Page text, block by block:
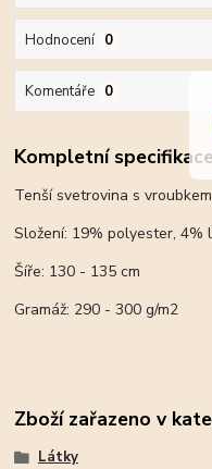
Hodnocení 0
Komentáře 0
Kompletní specifikace
Tenší svetrovina s
Složení: 19% polyester, 4%
Šíře: 130 - 135 cm
Gramáž: 290 - 300 g/m2
Zboží zařazeno v
Látky